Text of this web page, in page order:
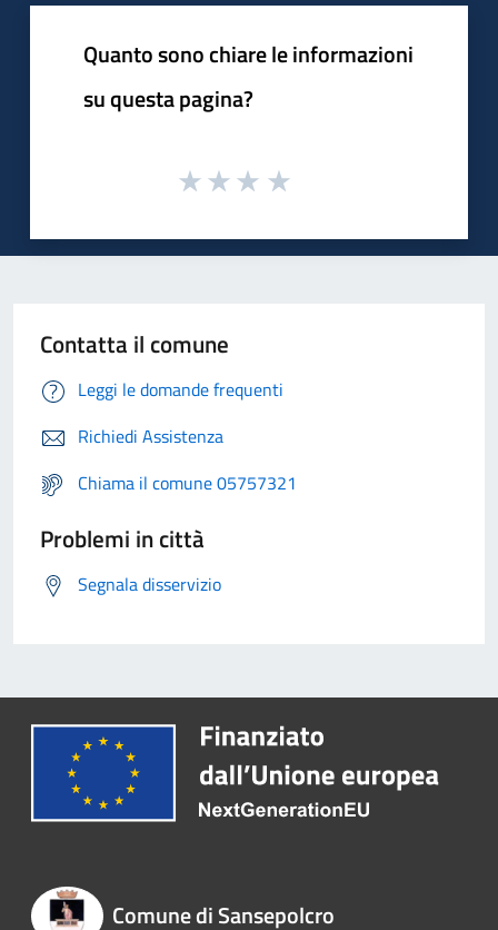
Quanto sono chiare le informazioni
su questa pagina?
Contatta il comune
Leggi le domande frequenti
Richiedi Assistenza
Chiama il comune 05757321
Problemi in città
Segnala disservizio
Comune di Sansepolcro